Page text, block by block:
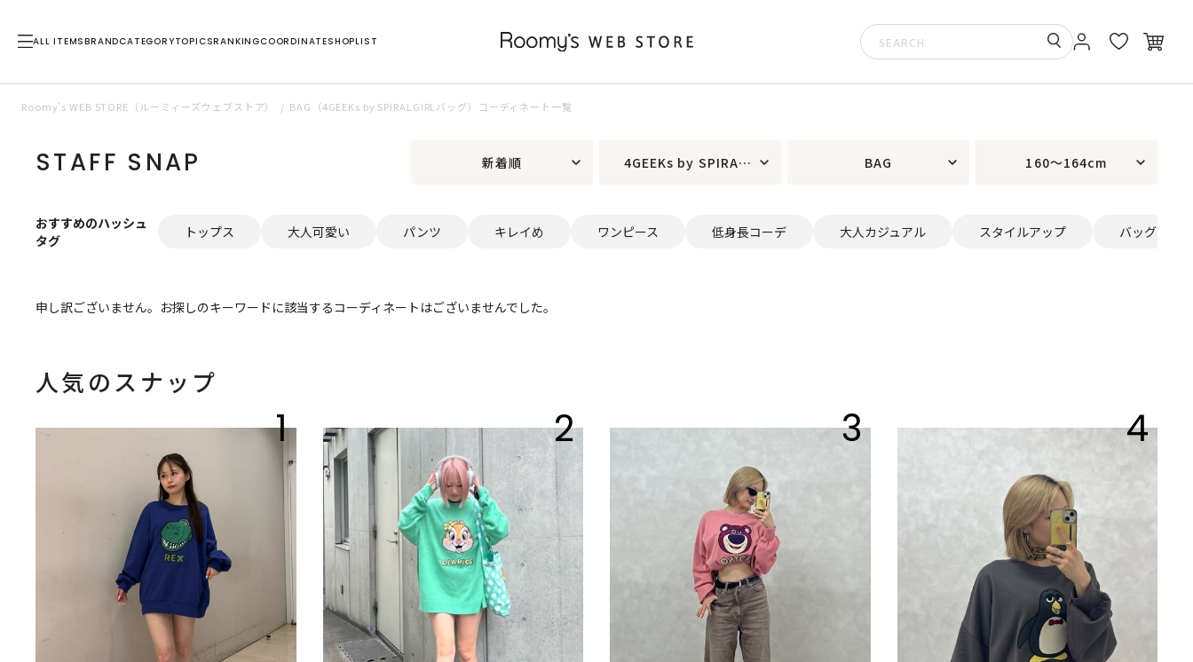
ALL ITEMSBRANDCATEGORYTOPICSRANKINGCOORDINATESHOPLIST
Roomy’s WEB STORE（ルーミィーズウェブストア） BAG（4GEEKs by SPIRALGIRLバッグ）コーディネート一覧
STAFF SNAP 新着順 4GEEKs by SPIRALGIRL BAG 160～164cm
おすすめのハッシュ
タグ
トップス 大人可愛い パンツ キレイめ ワンピース 低身長コーデ 大人カジュアル スタイルアップ バッグ
申し訳ございません。お探しのキーワードに該当するコーディネートはございませんでした。
人気のスナップ
1 2 3 4